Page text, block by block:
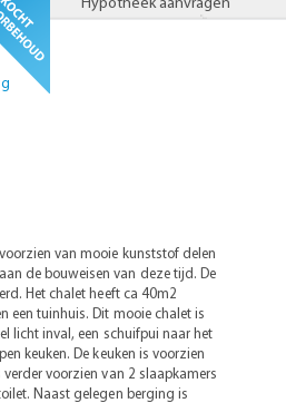
Hypotheek aanvragen
van mooie kunststof delen
de bouweisen van deze tijd. De
Het chalet heeft ca 40m2
een tuinhuis. Dit mooie chalet is
licht inval, een schuifpui naar het
keuken. De keuken is voorzien
voorzien van 2 slaapkamers
Naast gelegen berging is